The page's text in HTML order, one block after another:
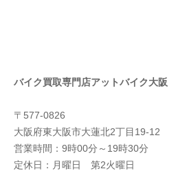
バイク買取専門店アットバイク大阪
〒577-0826
大阪府東大阪市大蓮北2丁目19-12
営業時間：9時00分～19時30分
定休日：月曜日 第2火曜日